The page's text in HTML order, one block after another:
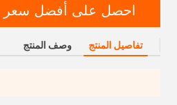
احصل على أفضل سعر
تفاصيل المنتج وصف المنتج